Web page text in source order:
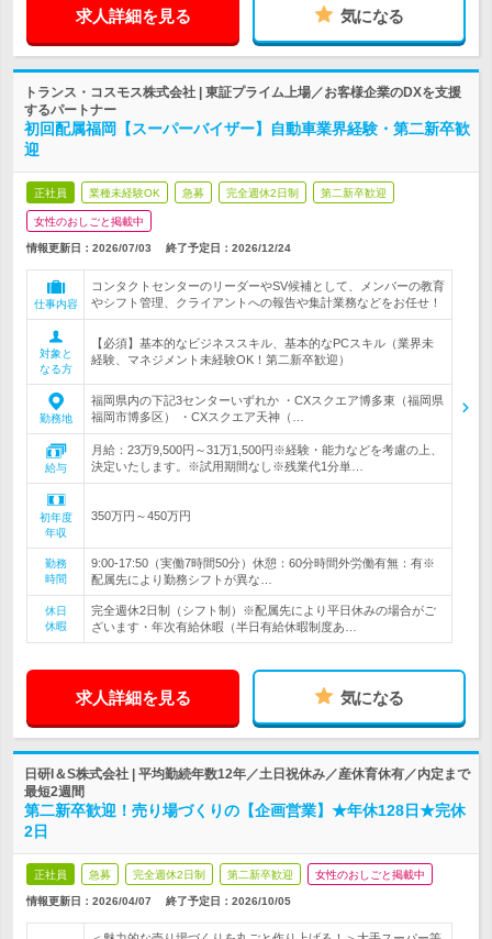
求人詳細を見る 気になる
トランス・コスモス株式会社 | 東証プライム上場／お客様企業のDXを支援
するパートナー
初回配属福岡【スーパーバイザー】自動車業界経験・第二新卒歓
迎
正社員 業種未経験OK 急募 完全週休2日制 第二新卒歓迎
女性のおしごと掲載中
情報更新日：2026/07/03 終了予定日： 2026/12/24
仕事内容
コンタクトセンターのリーダーやSV候補として、メンバーの教育
やシフト管理、クライアントへの報告や集計業務などをお任せ！
対象と
なる方
【必須】基本的なビジネススキル、基本的なPCスキル（業界未
経験、マネジメント未経験OK！第二新卒歓迎）
勤務地
福岡県内の下記3センターいずれか ・CXスクエア博多東（福岡県
福岡市博多区） ・CXスクエア天神（…
給与
月給：23万9,500円～31万1,500円※経験・能力などを考慮の上、
決定いたします。※試用期間なし※残業代1分単…
初年度
年収
350万円～450万円
勤務
時間
9:00-17:50（実働7時間50分）休憩：60分時間外労働有無：有※
配属先により勤務シフトが異な…
休日
休暇
完全週休2日制（シフト制）※配属先により平日休みの場合がご
ざいます・年次有給休暇（半日有給休暇制度あ…
求人詳細を見る 気になる
日研I＆S株式会社 | 平均勤続年数12年／土日祝休み／産休育休有／内定まで
最短2週間
第二新卒歓迎！売り場づくりの【企画営業】★年休128日★完休
2日
正社員 急募 完全週休2日制 第二新卒歓迎 女性のおしごと掲載中
情報更新日：2026/04/07 終了予定日： 2026/10/05